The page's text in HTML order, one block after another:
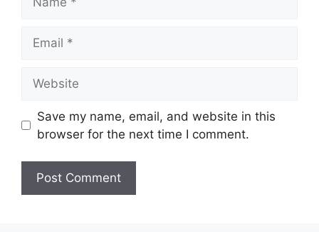
Save my name, email, and website in this
browser for the next time I comment.